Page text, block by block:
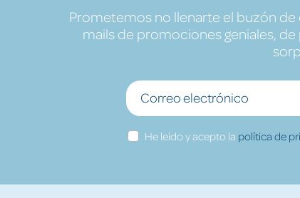
Prometemos no llenarte el buzón
mails de promociones geniales,
He leído y acepto la política de